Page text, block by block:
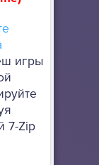
игры
7-Zip